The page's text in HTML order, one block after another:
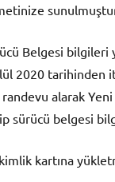
Belgesi bilgileri
2020 tarihinden
alarak
sürücü belgesi
kartına